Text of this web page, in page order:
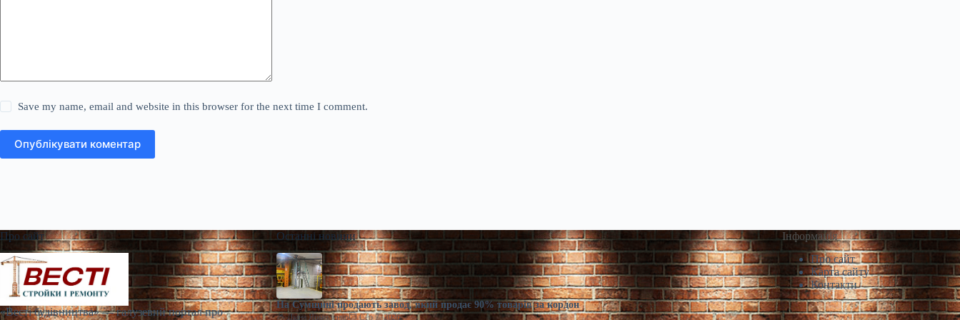
Save my name, email and website in this browser for the next time I comment.
Опублікувати коментар
Про сайт
«Весті будівництва» — галузевий портал про
Останні новини
На Сумщині продають завод, який продає 90% товарів за кордон
Діана Ярмоленко Сер 7, 2026
Інформація
Про сайт
Карта сайту
Контакти